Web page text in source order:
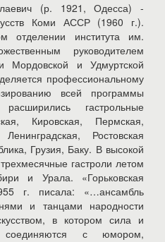
(р. 1921, Одесса) -
Коми АССР (1960 г.).
отделении института им.
руководителем
Мордовской и Удмуртской
профессиональному
всей программы
гастрольные
Кировская, Пермская,
Ростовская
Грузия, Баку. В высокой
гастроли летом
и Урала. «Горьковская
г. писала: «…ансамбль
и танцами народности
в котором сила и
соединяются с юмором,